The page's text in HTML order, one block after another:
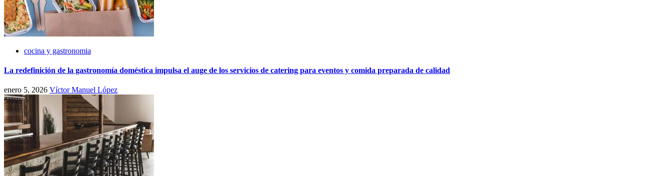
cocina y gastronomia
La redefinición de la gastronomía doméstica impulsa el auge de los servicios de catering para eventos y comida preparada de calidad
enero 5, 2026 Víctor Manuel López